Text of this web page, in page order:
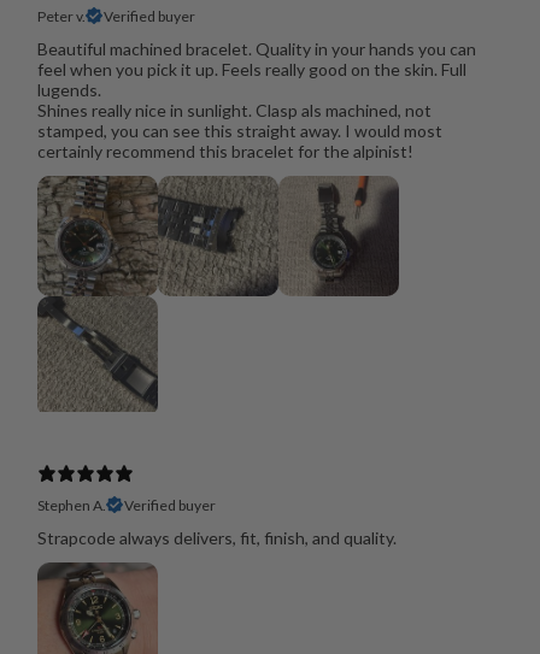
Peter v. Verified buyer
Beautiful machined bracelet. Quality in your hands you can
feel when you pick it up. Feels really good on the skin. Full
lugends.
Shines really nice in sunlight. Clasp als machined, not
stamped, you can see this straight away. I would most
certainly recommend this bracelet for the alpinist!
Stephen A. Verified buyer
Strapcode always delivers, fit, finish, and quality.